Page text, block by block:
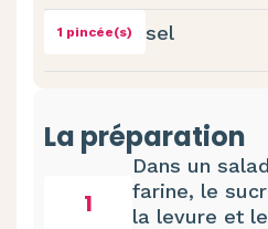
1 pincée(s) sel
La préparation
1
Dans un
farine, le
la levure et